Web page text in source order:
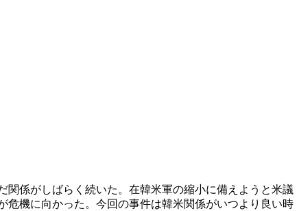
係がしばらく続いた。在韓米軍の縮小に備えようと米議
機に向かった。今回の事件は韓米関係がいつより良い時